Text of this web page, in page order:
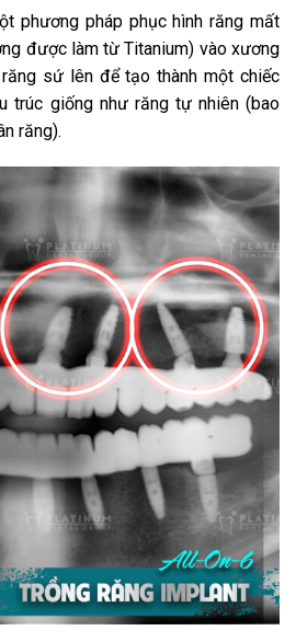
phương pháp phục hình răng mất
được làm từ Titanium) vào xương
sứ lên để tạo thành một chiếc
trúc giống như răng tự nhiên (bao
răng).